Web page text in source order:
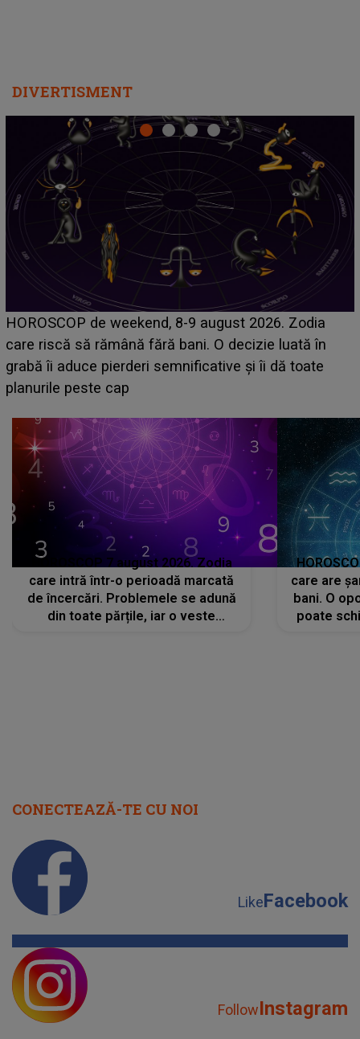
DIVERTISMENT
Emanuel a ținut ACEST DETALIU ASCUNS până
acum! În fața Alexandrei, concurentul din Casa Iubirii
face o MĂRTURISIRE NEAȘTEPTATĂ despre mama
sa: "I-am spus și ei în față, eu nu te iubesc pentru
HOROSCOP 7 august 2026. Zodia
care intră într-o perioadă marcată
de încercări. Problemele se adună
din toate părțile, iar o veste
care are
bani. O
poate
CONECTEAZĂ-TE CU NOI
LikeFacebook
FollowInstagram